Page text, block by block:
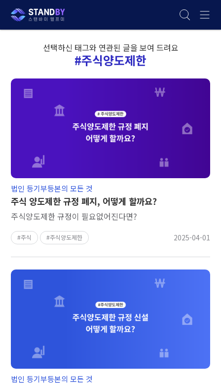
#주식양도제한
선택하신 태그와 연관된 글을 보여 드려요
주식 양도제한 규정 폐지, 어떻게 할까요?
주식양도제한 규정이 필요없어진다면?
법인 등기부등본의 모든 것
주식 주식양도제한 2025-04-01
법인 등기부등본의 모든 것